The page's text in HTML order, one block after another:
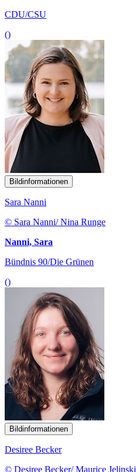
CDU/CSU
()
Bildinformationen
Sara Nanni
© Sara Nanni/ Nina Runge
Nanni, Sara
Bündnis 90/Die Grünen
()
Bildinformationen
Desiree Becker
© Desiree Becker/ Maurice Jelinski